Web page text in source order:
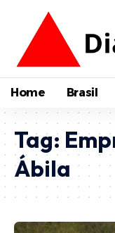
Home Brasil
Tag:
Ábila